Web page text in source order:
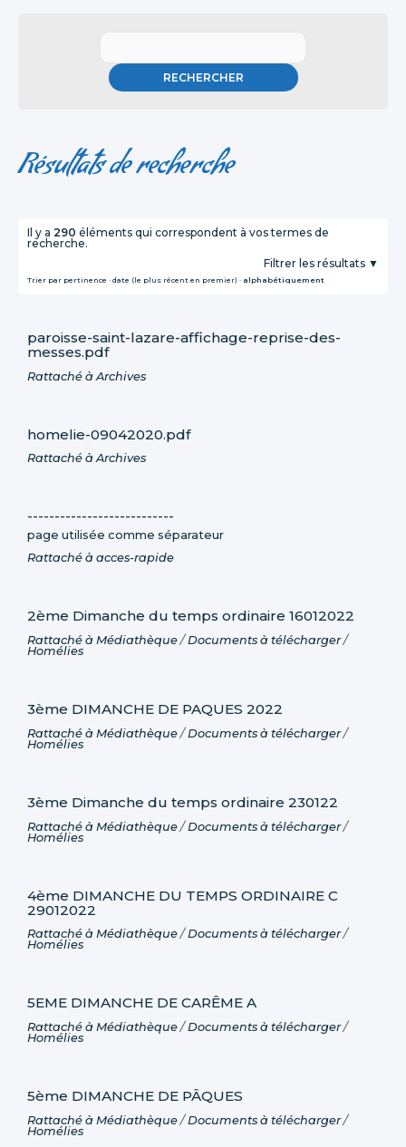
Résultats de recherche
Il y a 290 éléments qui correspondent à vos termes de
recherche.
Filtrer les résultats
Trier par pertinence · date (le plus récent en premier) · alphabétiquement
paroisse-saint-lazare-affichage-reprise-des-
messes.pdf
Rattaché à Archives
homelie-09042020.pdf
Rattaché à Archives
---------------------------
page utilisée comme séparateur
Rattaché à acces-rapide
2ème Dimanche du temps ordinaire 16012022
Rattaché à Médiathèque / Documents à télécharger /
Homélies
3ème DIMANCHE DE PAQUES 2022
Rattaché à Médiathèque / Documents à télécharger /
Homélies
3ème Dimanche du temps ordinaire 230122
Rattaché à Médiathèque / Documents à télécharger /
Homélies
4ème DIMANCHE DU TEMPS ORDINAIRE C
29012022
Rattaché à Médiathèque /Documents à télécharger /
Homélies
5EME DIMANCHE DE CARÊME A
Rattaché à Médiathèque /Documents à télécharger /
Homélies
5ème DIMANCHE DE PÂQUES
Rattaché à Médiathèque / Documents à télécharger /
Homélies